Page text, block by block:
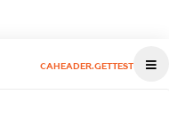
CAHEADER.GETTEST